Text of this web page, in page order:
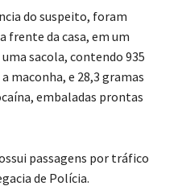
do suspeito, foram
frente da casa, em um
sacola, contendo 935
maconha, e 28,3 gramas
embaladas prontas
passagens por tráfico
de Polícia.